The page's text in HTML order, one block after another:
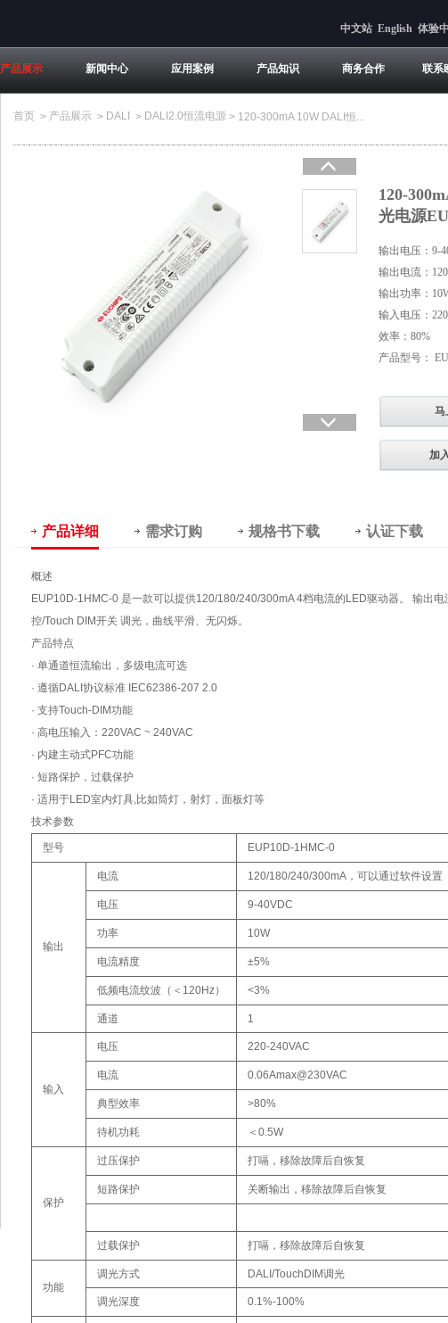
中文站 English 体验
产品展示 新闻中心 应用案例 产品知识 商务合作 联系
首页 > 产品展示 > DALI > DALI2.0恒流电源 > 120-300mA 10W DALI恒...
120-
光电源
输出电压：9-
输出电流：
输出功率：
输入电压：
效率：80%
产品型号：
马
加
产品详细 需求订购 规格书下载 认证下载
概述
EUP10D-1HMC-0 是一款可以提供120/180/240/300mA 4档电流的LED驱动器。 输出
控/Touch DIM开关 调光，曲线平滑、无闪烁。
产品特点
· 单通道恒流输出，多级电流可选
· 遵循DALI协议标准 IEC62386-207 2.0
· 支持Touch-DIM功能
· 高电压输入：220VAC ~ 240VAC
· 内建主动式PFC功能
· 短路保护，过载保护
· 适用于LED室内灯具,比如筒灯，射灯，面板灯等
技术参数
型号 EUP10D-1HMC-0
输出
电流 120/180/240/300mA，可以通过软件设置
电压 9-40VDC
功率 10W
电流精度 ±5%
低频电流纹波（＜120Hz） <3%
通道 1
输入
电压 220-240VAC
电流 0.06Amax@230VAC
典型效率 >80%
待机功耗 ＜0.5W
保护
过压保护 打嗝，移除故障后自恢复
短路保护 关断输出，移除故障后自恢复
过载保护 打嗝，移除故障后自恢复
功能
调光方式 DALI/TouchDIM调光
调光深度 0.1%-100%